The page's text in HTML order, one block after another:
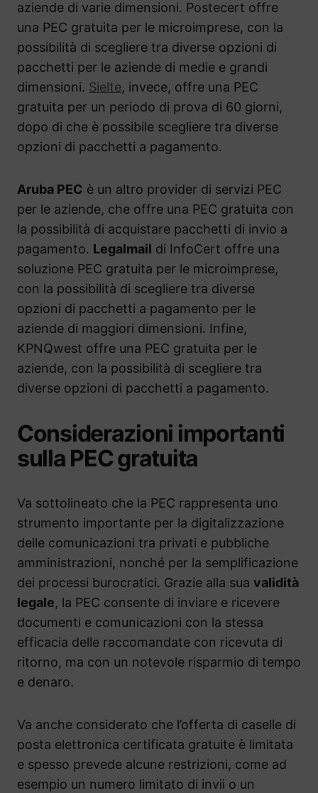
aziende di varie dimensioni. Postecert offre
una PEC gratuita per le microimprese, con la
possibilità di scegliere tra diverse opzioni di
pacchetti per le aziende di medie e grandi
dimensioni. Sielte, invece, offre una PEC
gratuita per un periodo di prova di 60 giorni,
dopo di che è possibile scegliere tra diverse
opzioni di pacchetti a pagamento.
Aruba PEC è un altro provider di servizi PEC
per le aziende, che offre una PEC gratuita con
la possibilità di acquistare pacchetti di invio a
pagamento. Legalmail di InfoCert offre una
soluzione PEC gratuita per le microimprese,
con la possibilità di scegliere tra diverse
opzioni di pacchetti a pagamento per le
aziende di maggiori dimensioni. Infine,
KPNQwest offre una PEC gratuita per le
aziende, con la possibilità di scegliere tra
diverse opzioni di pacchetti a pagamento.
Considerazioni importanti
sulla PEC gratuita
Va sottolineato che la PEC rappresenta uno
strumento importante per la digitalizzazione
delle comunicazioni tra privati e pubbliche
amministrazioni, nonché per la semplificazione
dei processi burocratici. Grazie alla sua validità
legale, la PEC consente di inviare e ricevere
documenti e comunicazioni con la stessa
efficacia delle raccomandate con ricevuta di
ritorno, ma con un notevole risparmio di tempo
e denaro.
Va anche considerato che l’offerta di caselle di
posta elettronica certificata gratuite è limitata
e spesso prevede alcune restrizioni, come ad
esempio un numero limitato di invii o un